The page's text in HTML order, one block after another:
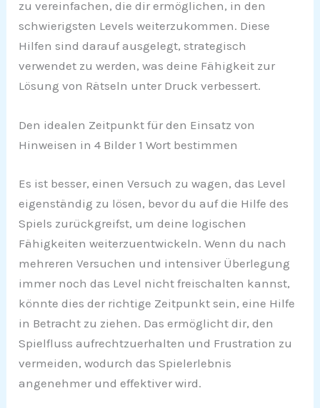
zu vereinfachen, die dir ermöglichen, in den
schwierigsten Levels weiterzukommen. Diese
Hilfen sind darauf ausgelegt, strategisch
verwendet zu werden, was deine Fähigkeit zur
Lösung von Rätseln unter Druck verbessert.
Den idealen Zeitpunkt für den Einsatz von
Hinweisen in 4 Bilder 1 Wort bestimmen
Es ist besser, einen Versuch zu wagen, das Level
eigenständig zu lösen, bevor du auf die Hilfe des
Spiels zurückgreifst, um deine logischen
Fähigkeiten weiterzuentwickeln. Wenn du nach
mehreren Versuchen und intensiver Überlegung
immer noch das Level nicht freischalten kannst,
könnte dies der richtige Zeitpunkt sein, eine Hilfe
in Betracht zu ziehen. Das ermöglicht dir, den
Spielfluss aufrechtzuerhalten und Frustration zu
vermeiden, wodurch das Spielerlebnis
angenehmer und effektiver wird.